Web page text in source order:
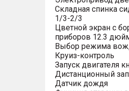
Складная спинка
1/3-2/3
Цветной экран с
приборов 12.3
Выбор режима
Круиз-контроль
Запуск двигателя
Дистанционный
Датчик дождя